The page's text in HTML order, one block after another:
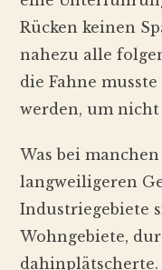
Rücken keinen
nahezu alle
die Fahne
werden, um nicht
Was bei
langweiligeren
Industriegebiete
Wohngebiete,